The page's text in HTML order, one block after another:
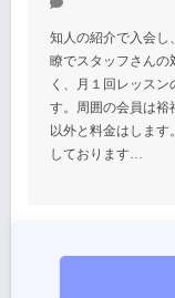
知人の紹介で入会し
瞭でスタッフさんの
く、月１回レッス
す。周囲の会員は裕
以外と料金はしま
しております…